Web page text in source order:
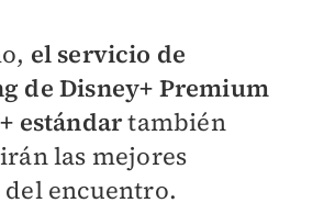
el servicio de
de Disney+ Premium
estándartambién
las mejores
del encuentro.